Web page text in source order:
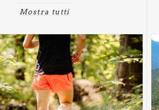
Mostra tutti